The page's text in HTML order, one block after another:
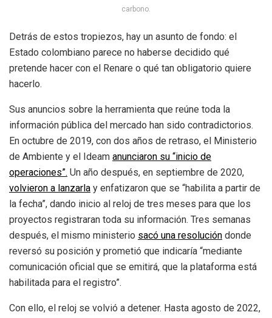
carbono.
Detrás de estos tropiezos, hay un asunto de fondo: el
Estado colombiano parece no haberse decidido qué
pretende hacer con el Renare o qué tan obligatorio quiere
hacerlo.
Sus anuncios sobre la herramienta que reúne toda la
información pública del mercado han sido contradictorios.
En octubre de 2019, con dos años de retraso, el Ministerio
de Ambiente y el Ideam anunciaron su “inicio de
operaciones”. Un año después, en septiembre de 2020,
volvieron a lanzarla y enfatizaron que se “habilita a partir de
la fecha”, dando inicio al reloj de tres meses para que los
proyectos registraran toda su información. Tres semanas
después, el mismo ministerio sacó una resolución donde
reversó su posición y prometió que indicaría “mediante
comunicación oficial que se emitirá, que la plataforma está
habilitada para el registro”.
Con ello, el reloj se volvió a detener. Hasta agosto de 2022,